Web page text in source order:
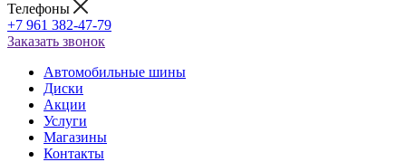
Телефоны
+7 961 382-47-79
Заказать звонок
Автомобильные шины
Диски
Акции
Услуги
Магазины
Контакты